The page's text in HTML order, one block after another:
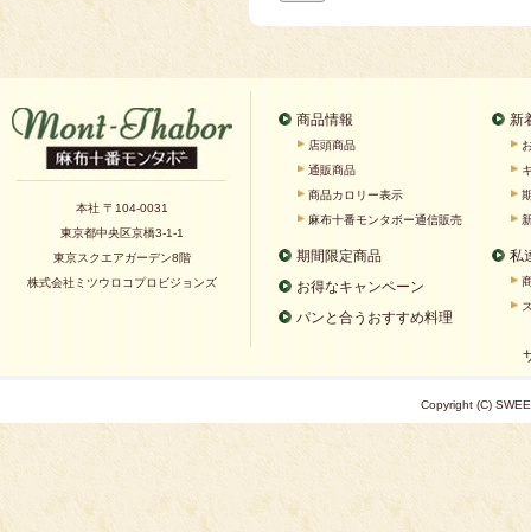
本社 〒104-0031
東京都中央区京橋3-1-1
東京スクエアガーデン8階
株式会社ミツウロコプロビジョンズ
商品情報
店頭商品
通販商品
商品カロリー表示
麻布十番モンタボー通信販売
期間限定商品
お得なキャンペーン
パンと合うおすすめ料理
新
私
Copyright (C)